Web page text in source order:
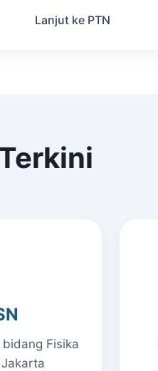
Lanjut ke PTN
Fisika